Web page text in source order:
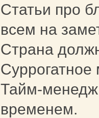
Статьи про
всем на
Страна
Суррогатное
Тайм-
временем.